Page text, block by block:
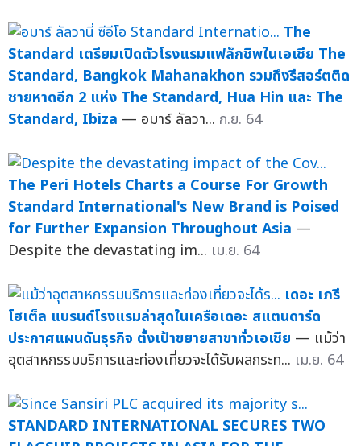
The
Standard เตรียมเปิดตัวโรงแรมแฟล็กชิพในเอเชีย The
Standard, Bangkok Mahanakhon รวมถึงรีสอร์ตติด
ชายหาดอีก 2 แห่ง The Standard, Hua Hin และ The
Standard, Ibiza — อมาร์ ลัลวา... ก.ย. 64
The Peri Hotels Charts a Course For Growth
Standard International's New Brand is Poised
for Further Expansion Throughout Asia —
Despite the devastating im... เม.ย. 64
เดอะ เภรี
โฮเต็ล แบรนด์โรงแรมล่าสุดในเครือเดอะ สแตนดาร์ด
ประกาศแผนดันธุรกิจ ตั้งเป้าขยายสาขาทั่วเอเชีย — แม้ว่า
อุตสาหกรรมบริการและท่องเที่ยวจะได้รับผลกระท... เม.ย. 64
STANDARD INTERNATIONAL SECURES TWO